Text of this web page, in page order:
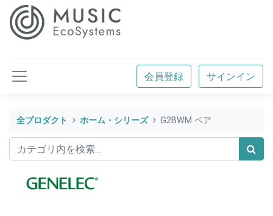
会員登録 サインイン
全プロダクト ホーム・シリーズ G2BWM ペア